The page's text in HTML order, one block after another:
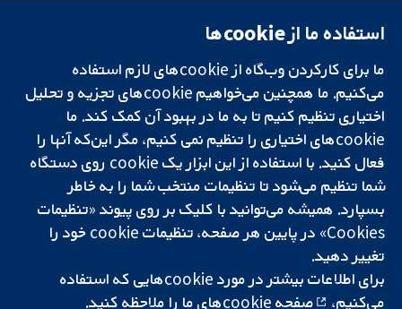
تحقیقات قابل
اعتماد.
تصمیم‌گیری آگاهانه.
سلامت بهتر.
میدان کاوندیش
لندن
W1G 0AN
بریتانیا
دفتر رسانه‌ای
درباره ما
فرصت‌های
شغلی
Cochrane
Library
شبکه همکاری کاکرین، یک مؤسسه خیریه (شماره 1045921) و یک شرکت با
و ولز است. شماره ثبت مالیات بر ارزش افزوده: GB 718 2127 49.
استفاده ما از cookie‌ها
ما برای کارکردن وب‌گاه از cookie‌های لازم استفاده
می‌کنیم. ما همچنین می‌خواهیم cookie‌های تجزیه و تحلیل
اختیاری تنظیم کنیم تا به ما در بهبود آن کمک کند. ما
cookie‌های اختیاری را تنظیم نمی کنیم، مگر این‌که آنها را
فعال کنید. با استفاده از این ابزار یک cookie‌ روی دستگاه
شما تنظیم می‌شود تا تنظیمات منتخب شما را به خاطر
بسپارد. همیشه می‌توانید با کلیک بر روی پیوند «تنظیمات
Cookies» در پایین هر صفحه، تنظیمات cookie‌ خود را
تغییر دهید.
برای اطلاعات بیشتر در مورد cookie‌هایی که استفاده
می‌کنیم،
صفحه cookie‌های ما را ملاحظه کنید.